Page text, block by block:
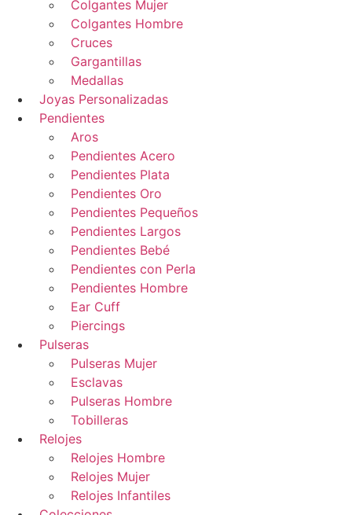
Colgantes Mujer
Colgantes Hombre
Cruces
Gargantillas
Medallas
Joyas Personalizadas
Pendientes
Aros
Pendientes Acero
Pendientes Plata
Pendientes Oro
Pendientes Pequeños
Pendientes Largos
Pendientes Bebé
Pendientes con Perla
Pendientes Hombre
Ear Cuff
Piercings
Pulseras
Pulseras Mujer
Esclavas
Pulseras Hombre
Tobilleras
Relojes
Relojes Hombre
Relojes Mujer
Relojes Infantiles